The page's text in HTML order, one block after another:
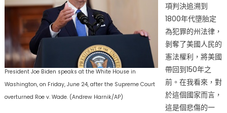
然
聖
路
易
郡
立
馬
跳
President Joe Biden speaks at the White House in
Washington, on Friday, June 24, after the Supreme Court
overturned Roe v. Wade. (Andrew Harnik/AP)
項判決追溯到
1800年代墮胎定
為犯罪的州法律，
剝奪了美國人民的
憲法權利，將美國
帶回到150年之
前。在我看來，對
於這個國家而言，
這是個悲傷的一